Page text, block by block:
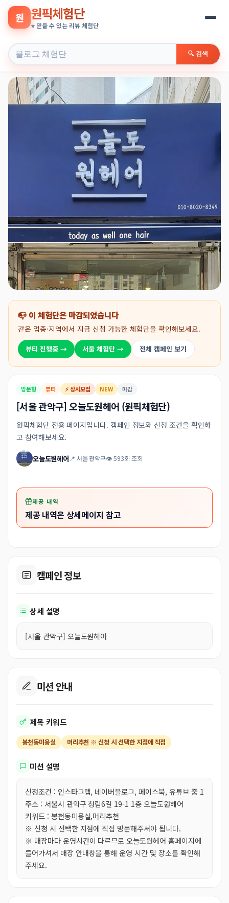
원 원픽체험단
⭐ 믿을 수 있는 리뷰 체험단
🔍 검색
📭 이 체험단은 마감되었습니다
같은 업종·지역에서 지금 신청 가능한 체험단을 확인해보세요.
뷰티 진행중 → 서울 체험단 → 전체 캠페인 보기
방문형 뷰티 ⚡ 상시모집 NEW 마감
[서울 관악구] 오늘도원헤어 (원픽체험단)
원픽체험단 전용 페이지입니다. 캠페인 정보와 신청 조건을 확인하
고 참여해보세요.
오늘도원헤어 📍 서울 관악구👁 593회 조회
제공 내역
제공 내역은 상세페이지 참고
캠페인 정보
상세 설명
[서울 관악구] 오늘도원헤어
미션 안내
제목 키워드
봉천동미용실 머리추천 ※ 신청 시 선택한 지점에 직접
미션 설명
신청조건 : 인스타그램, 네이버블로그, 페이스북, 유튜브 중 1
주소 : 서울시 관악구 청림6길 19-1 1층 오늘도원헤어
키워드 : 봉천동미용실,머리추천
※ 신청 시 선택한 지점에 직접 방문해주셔야 됩니다.
※ 매장마다 운영시간이 다르므로 오늘도원헤어 홈페이지에
들어가셔서 매장 안내창을 통해 운영 시간 및 장소를 확인해
주세요.